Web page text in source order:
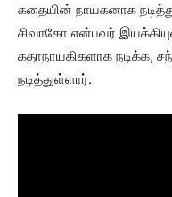
கதையின் நாயகனாக
சிவாகோ என்பவர்
கதாநாயகிகளாக நடிக்க,
நடித்துள்ளார்.